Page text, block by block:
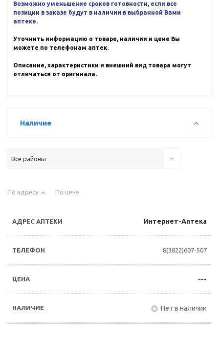
Возможно уменьшение сроков готовности, если все
позиции в заказе будут в наличии в выбранной Вами
аптеке.
Уточнить информацию о товаре, наличии и цене Вы
можете по телефонам аптек.
Описание, характеристики и внешний вид товара могут
отличаться от оригинала.
Наличие
Все районы
По адресу По цене
Интернет-Аптека
8(3822)607-507
---
Нет в наличии